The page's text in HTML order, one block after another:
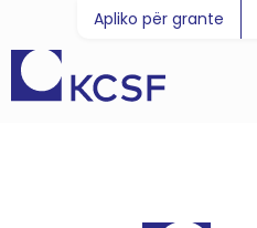
Apliko për grante